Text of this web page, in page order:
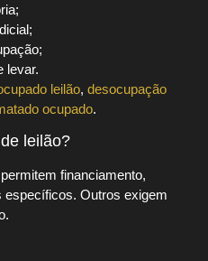
levar.
leilão, desocupação
ocupado.
leilão?
financiamento,
específicos. Outros exigem